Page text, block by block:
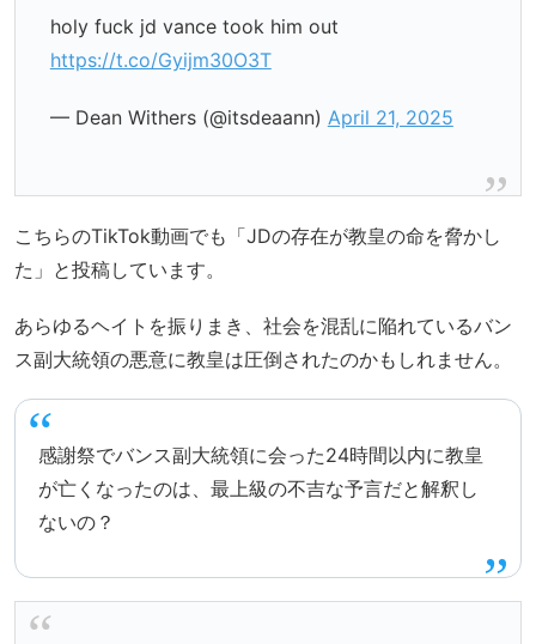
holy fuck jd vance took him out
https://t.co/Gyijm30O3T
— Dean Withers (@itsdeaann) April 21, 2025
こちらのTikTok動画でも「JDの存在が教皇の命を脅かし
た」と投稿しています。
あらゆるヘイトを振りまき、社会を混乱に陥れているバン
ス副大統領の悪意に教皇は圧倒されたのかもしれません。
感謝祭でバンス副大統領に会った24時間以内に教皇
が亡くなったのは、最上級の不吉な予言だと解釈し
ないの？